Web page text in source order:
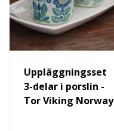
Uppläggningsset
3-delar i porslin -
Tor Viking Norway